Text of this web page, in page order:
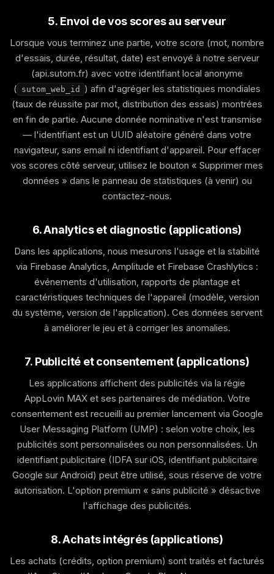
5. Envoi de vos scores au serveur
Lorsque vous terminez une partie, votre score (mot, nombre
d'essais, durée, résultat, date) est envoyé à notre serveur
(api.sutom.fr) avec votre identifiant local anonyme
( sutom_web_id
) afin d'agréger les statistiques mondiales
(taux de réussite par mot, distribution des essais) montrées
en fin de partie. Aucune donnée nominative n'est transmise
— l'identifiant est un UUID aléatoire généré dans votre
navigateur, sans email ni identifiant d'appareil. Pour effacer
vos scores côté serveur, utilisez le bouton « Supprimer mes
données » dans le panneau de statistiques (à venir) ou
contactez-nous.
6. Analytics et diagnostic (applications)
Dans les applications, nous mesurons l'usage et la stabilité
via Firebase Analytics, Amplitude et Firebase Crashlytics :
événements d'utilisation, rapports de plantage et
caractéristiques techniques de l'appareil (modèle, version
du système, version de l'application). Ces données servent
à améliorer le jeu et à corriger les anomalies.
7. Publicité et consentement (applications)
Les applications affichent des publicités via la régie
AppLovin MAX et ses partenaires de médiation. Votre
consentement est recueilli au premier lancement via Google
User Messaging Platform (UMP) : selon votre choix, les
publicités sont personnalisées ou non personnalisées. Un
identifiant publicitaire (IDFA sur iOS, identifiant publicitaire
Google sur Android) peut être utilisé, sous réserve de votre
autorisation. L'option premium « sans publicité » désactive
l'affichage des publicités.
8. Achats intégrés (applications)
Les achats (crédits, option premium) sont traités et facturés